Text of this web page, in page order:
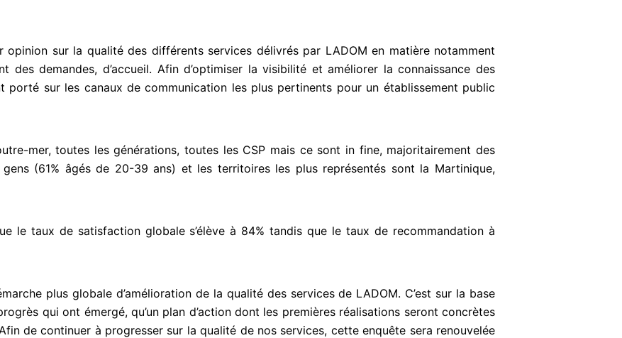
opinion sur la qualité des différents services délivrés par LADOM en matière notamment
desdemandes, d’accueil. Afin d’optimiser la visibilité et améliorer la connaissance des
porté sur les canaux de communication les plus pertinents pour un établissement public
mer, toutes les générations, toutes les CSP mais ce sont in fine, majoritairement des
(61% âgés de 20-39 ans) et les territoires les plus représentés sont la Martinique,
le taux de satisfaction globale s’élève à 84%tandis que le taux de recommandation à
plus globale d’amélioration de la qualité des services de LADOM. C’est sur la base
qui ont émergé, qu’un plan d’action dont les premières réalisations seront concrètes
de continuer à progresser sur la qualité de nos services, cette enquête sera renouvelée